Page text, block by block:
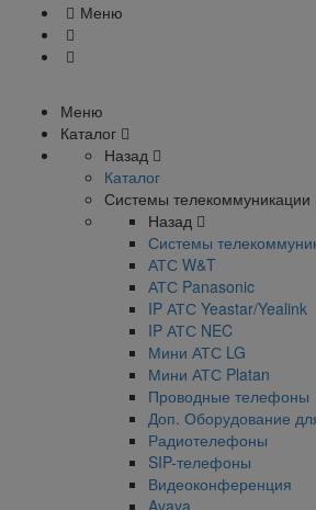
Меню
Меню
Каталог
Назад
Каталог
Системы телекоммуникации
Назад
Системы
АТС W&T
АТС Panasonic
IP АТС Yeastar/Yealink
IP АТС NEC
Мини АТС LG
Мини АТС Platan
Проводные телефоны
Доп. Оборудование
Радиотелефоны
SIP-телефоны
Видеоконференция
Avaya